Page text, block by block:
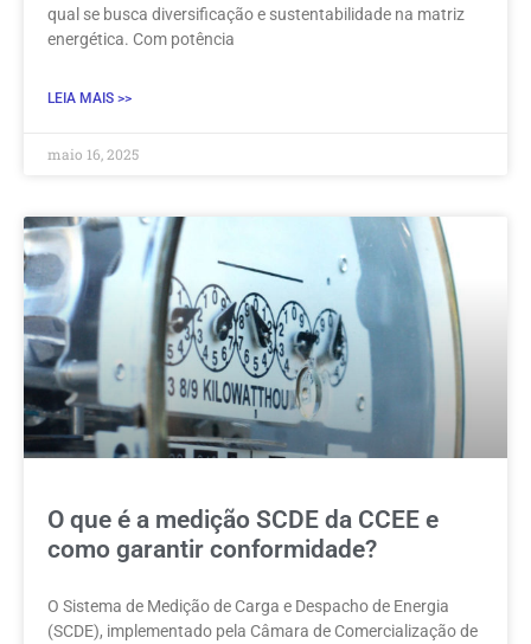
qual se busca diversificação e sustentabilidade na matriz
energética. Com potência
LEIA MAIS >>
maio 16, 2025
O que é a medição SCDE da CCEE e
como garantir conformidade?
O Sistema de Medição de Carga e Despacho de Energia
(SCDE), implementado pela Câmara de Comercialização de